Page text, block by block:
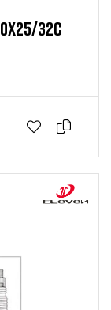
32C